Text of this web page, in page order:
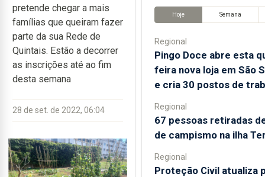
pretende chegar a mais
famílias que queiram fazer
parte da sua Rede de
Quintais. Estão a decorrer
as inscrições até ao fim
desta semana
28 de set. de 2022, 06:04
Hoje Semana
Regional
Pingo Doce abre esta
feira nova loja em São
e cria 30 postos de
Regional
67 pessoas retiradas
de campismo na ilha
Regional
Proteção Civil atualiza